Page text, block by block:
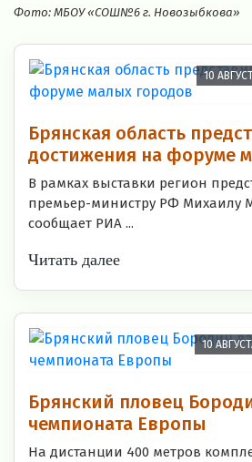
Фото: МБОУ «СОШ№6 г. Новозыбкова»
10
Брянская область
достижения на форуме
В рамках выставки регион
премьер-министру РФ Михаилу
сообщает РИА ...
Читать далее
10
Брянский пловец
чемпионата Европы
На дистанции 400 метров